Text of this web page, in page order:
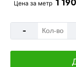
Цена за метр 1 190
-